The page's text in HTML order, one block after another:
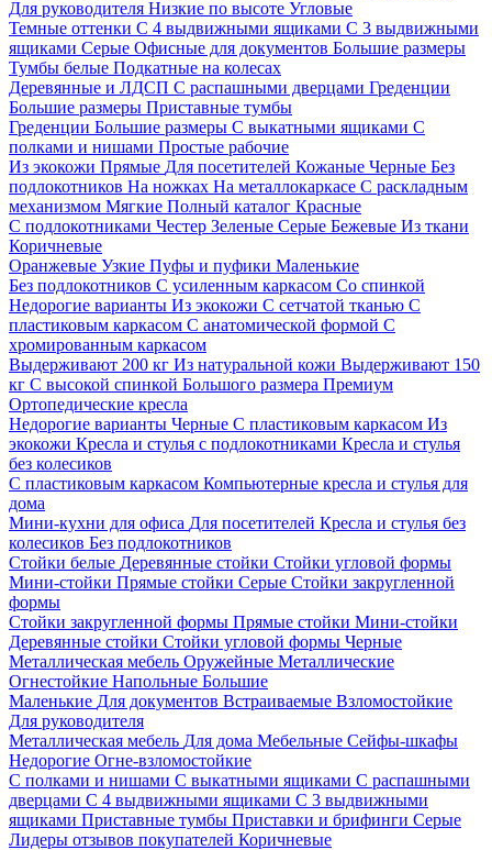
Для руководителя Низкие по высоте Угловые
Темные оттенки С 4 выдвижными ящиками С 3 выдвижными
ящиками Серые Офисные для документов Большие размеры
Тумбы белые Подкатные на колесах
Деревянные и ЛДСП С распашными дверцами Греденции
Большие размеры Приставные тумбы
Греденции Большие размеры С выкатными ящиками С
полками и нишами Простые рабочие
Из экокожи Прямые Для посетителей Кожаные Черные Без
подлокотников На ножках На металлокаркасе С раскладным
механизмом Мягкие Полный каталог Красные
С подлокотниками Честер Зеленые Серые Бежевые Из ткани
Коричневые
Оранжевые Узкие Пуфы и пуфики Маленькие
Без подлокотников С усиленным каркасом Со спинкой
Недорогие варианты Из экокожи С сетчатой тканью С
пластиковым каркасом С анатомической формой С
хромированным каркасом
Выдерживают 200 кг Из натуральной кожи Выдерживают 150
кг С высокой спинкой Большого размера Премиум
Ортопедические кресла
Недорогие варианты Черные С пластиковым каркасом Из
экокожи Кресла и стулья с подлокотниками Кресла и стулья
без колесиков
С пластиковым каркасом Компьютерные кресла и стулья для
дома
Мини-кухни для офиса Для посетителей Кресла и стулья без
колесиков Без подлокотников
Стойки белые Деревянные стойки Стойки угловой формы
Мини-стойки Прямые стойки Серые Стойки закругленной
формы
Стойки закругленной формы Прямые стойки Мини-стойки
Деревянные стойки Стойки угловой формы Черные
Металлическая мебель Оружейные Металлические
Огнестойкие Напольные Большие
Маленькие Для документов Встраиваемые Взломостойкие
Для руководителя
Металлическая мебель Для дома Мебельные Сейфы-шкафы
Недорогие Огне-взломостойкие
С полками и нишами С выкатными ящиками С распашными
дверцами С 4 выдвижными ящиками С 3 выдвижными
ящиками Приставные тумбы Приставки и брифинги Серые
Лидеры отзывов покупателей Коричневые